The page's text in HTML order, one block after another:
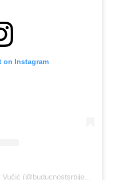
on Instagram